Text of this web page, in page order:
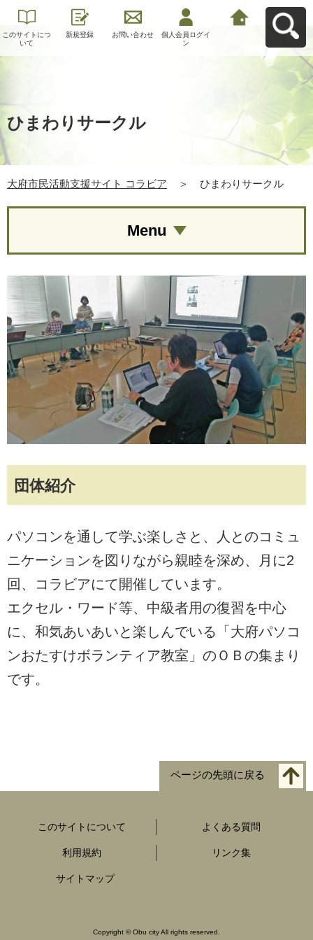
このサイトにつ
いて
新規登録 お問い合わせ
個人会員ログイ
ン
ひまわりサークル
大府市民活動支援サイト コラビア ＞ ひまわりサークル
団体紹介
パソコンを通して学ぶ楽しさと、人とのコミュ
ニケーションを図りながら親睦を深め、月に2
回、コラビアにて開催しています。
エクセル・ワード等、中級者用の復習を中心
に、和気あいあいと楽しんでいる「大府パソコ
ンおたすけボランティア教室」のＯＢの集まり
です。
Menu
ページの先頭に戻る
このサイトについて よくある質問
利用規約 リンク集
サイトマップ
Copyright ©Obu city All rights reserved.